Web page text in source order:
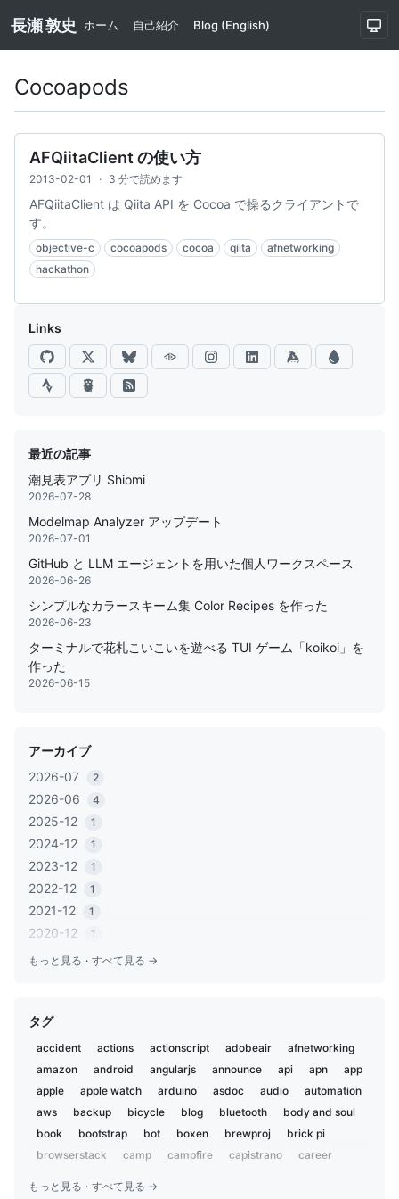
長瀬 敦史 ホーム 自己紹介 Blog (English)
Cocoapods
AFQiitaClient の使い方
2013-02-01 · 3 分で読めます
AFQiitaClient は Qiita API を Cocoa で操るクライアントで
す。
objective-c cocoapods cocoa qiita
afnetworking
hackathon
Links
最近の記事
潮見表アプリ Shiomi
2026-07-28
Modelmap Analyzer アップデート
2026-07-01
GitHub と LLM エージェントを用いた個人ワークスペース
2026-06-26
シンプルなカラースキーム集 Color Recipes を作った
2026-06-23
ターミナルで花札こいこいを遊べる TUI ゲーム「koikoi」を
作った
2026-06-15
アーカイブ
2026-07
2
2026-06 4
2025-12 1
2024-12 1
2023-12 1
2022-12 1
2021-12 1
2020-12 1
2020-06 1
2019-11
2019-02
2019-01 1
2018-12 2
2018-07 3
2018-02 1
2018-01 1
2017-09
もっと見る · すべて見る →
タグ
accident actions actionscript adobeair
afnetworking
amazon
android angularjs announce api apn
app
apple
apple watch arduino asdoc audio
automation
aws
backup bicycle blog bluetooth
body and soul
book
bootstrap bot boxen brewproj
brick pi
browserstack
camp campfire capistrano
career
もっと見る · すべて見る →